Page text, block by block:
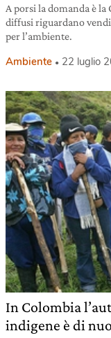
A porsi la domanda è
diffusi riguardano
per l’ambiente.
Ambiente 22 luglio
In Colombia
indigene è di